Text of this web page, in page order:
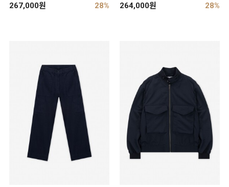
267,000원 28% 264,000원 28%